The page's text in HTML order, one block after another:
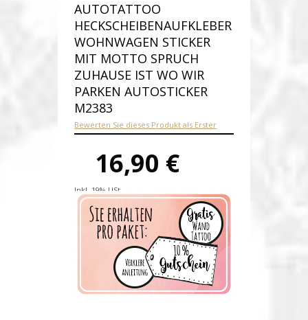
AUTOTATTOO
HECKSCHEIBENAUFKLEBER
WOHNWAGEN STICKER
MIT MOTTO SPRUCH
ZUHAUSE IST WO WIR
PARKEN AUTOSTICKER
M2383
Bewerten Sie dieses Produkt als Erster
16,90 €
Inkl. 19% USt.
Versandkosten
Produktnummer:M2383-E
Verfügbarkeit:Auf Lager
Lieferzeit: 1-2 Werktage